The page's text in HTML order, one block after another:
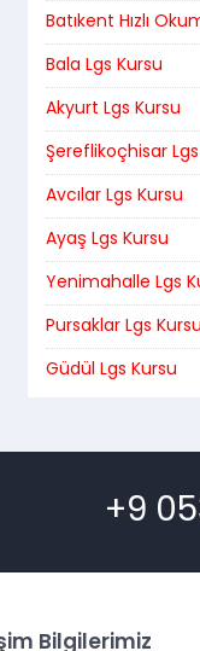
Batıkent Hızlı
Bala Lgs Kursu
Akyurt Lgs Kursu
Şereflikoçhisar
Avcılar Lgs Kursu
Ayaş Lgs Kursu
Yenimahalle Lgs
Pursaklar Lgs Kursu
Güdül Lgs Kursu
+9
Bilgilerimiz